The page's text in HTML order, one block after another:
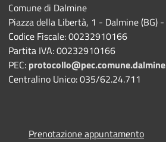
Comune di Dalmine
Piazza della Libertà, 1 - Dalmine (BG)
Codice Fiscale: 00232910166
Partita IVA: 00232910166
PEC:
Centralino Unico: 035/62.24.711
Prenotazione appuntamento